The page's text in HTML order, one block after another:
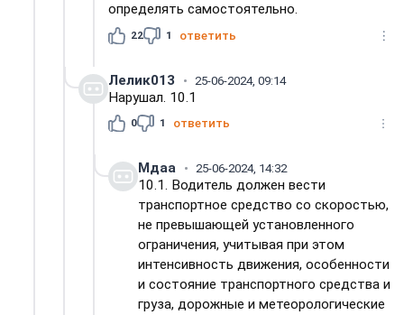
определять самостоятельно.
22 1 ответить
Лелик013 25-06-2024, 09:14
Нарушал. 10.1
0 1 ответить
Мдаа 25-06-2024, 14:32
10.1. Водитель должен вести
транспортное средство со скоростью,
не превышающей установленного
ограничения, учитывая при этом
интенсивность движения, особенности
и состояние транспортного средства и
груза, дорожные и метеорологические